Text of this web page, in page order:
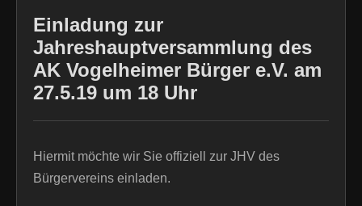
Einladung zur
Jahreshauptversammlung des
AK Vogelheimer Bürger e.V. am
27.5.19 um 18 Uhr
Hiermit möchte wir Sie offiziell zur JHV des
Bürgervereins einladen.